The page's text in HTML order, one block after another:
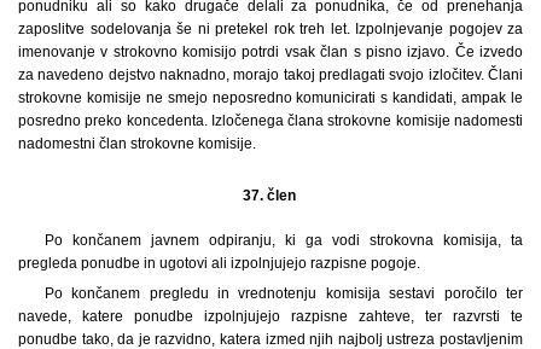
ponudniku ali so kako drugače delali za ponudnika, če od prenehanja
zaposlitve sodelovanja še ni pretekel rok treh let. Izpolnjevanje pogojev za
imenovanje v strokovno komisijo potrdi vsak član s pisno izjavo. Če izvedo
za navedeno dejstvo naknadno, morajo takoj predlagati svojo izločitev. Člani
strokovne komisije ne smejo neposredno komunicirati s kandidati, ampak le
posredno preko koncedenta. Izločenega člana strokovne komisije nadomesti
nadomestni član strokovne komisije.
37. člen
Po končanem javnem odpiranju, ki ga vodi strokovna komisija, ta
pregleda ponudbe in ugotovi ali izpolnjujejo razpisne pogoje.
Po končanem pregledu in vrednotenju komisija sestavi poročilo ter
navede, katere ponudbe izpolnjujejo razpisne zahteve, ter razvrsti te
ponudbe tako, da je razvidno, katera izmed njih najbolj ustreza postavljenim